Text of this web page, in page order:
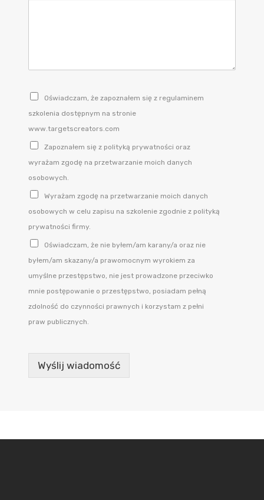
Oświadczam, że zapoznałem się z regulaminem
szkolenia dostępnym na stronie
www.targetscreators.com
Zapoznałem się z polityką prywatności oraz
wyrażam zgodę na przetwarzanie moich danych
osobowych.
Wyrażam zgodę na przetwarzanie moich danych
osobowych w celu zapisu na szkolenie zgodnie z polityką
prywatności firmy.
Oświadczam, że nie byłem/am karany/a oraz nie
byłem/am skazany/a prawomocnym wyrokiem za
umyślne przestępstwo, nie jest prowadzone przeciwko
mnie postępowanie o przestępstwo, posiadam pełną
zdolność do czynności prawnych i korzystam z pełni
praw publicznych.
Wyślij wiadomość